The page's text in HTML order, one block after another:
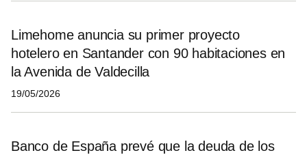
Limehome anuncia su primer proyecto
hotelero en Santander con 90 habitaciones en
la Avenida de Valdecilla
19/05/2026
Banco de España prevé que la deuda de los